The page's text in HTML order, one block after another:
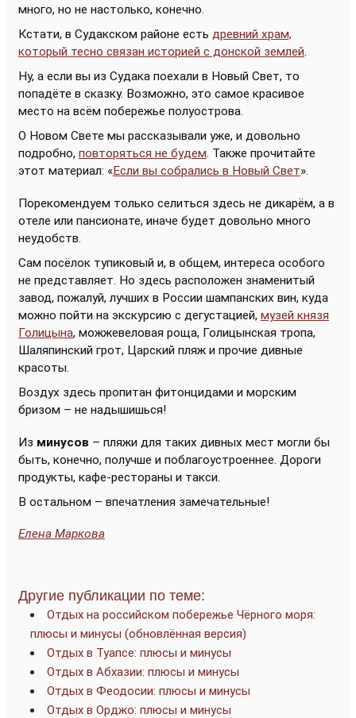
много, но не настолько, конечно.
Кстати, в Судакском районе есть древний храм,
который тесно связан историей с донской землей.
Ну, а если вы из Судака поехали в Новый Свет, то
попадёте в сказку. Возможно, это самое красивое
место на всём побережье полуострова.
О Новом Свете мы рассказывали уже, и довольно
подробно, повторяться не будем. Также прочитайте
этот материал: «Если вы собрались в Новый Свет».
Порекомендуем только селиться здесь не дикарём, а в
отеле или пансионате, иначе будет довольно много
неудобств.
Сам посёлок тупиковый и, в общем, интереса особого
не представляет. Но здесь расположен знаменитый
завод, пожалуй, лучших в России шампанских вин, куда
можно пойти на экскурсию с дегустацией, музей князя
Голицына, можжевеловая роща, Голицынская тропа,
Шаляпинский грот, Царский пляж и прочие дивные
красоты.
Воздух здесь пропитан фитонцидами и морским
бризом – не надышишься!
Из минусов – пляжи для таких дивных мест могли бы
быть, конечно, получше и поблагоустроеннее. Дороги
продукты, кафе-рестораны и такси.
В остальном – впечатления замечательные!
Елена Маркова
Другие публикации по теме:
Отдых на российском побережье Чёрного моря:
плюсы и минусы (обновлённая версия)
Отдых в Туапсе: плюсы и минусы
Отдых в Абхазии: плюсы и минусы
Отдых в Феодосии: плюсы и минусы
Отдых в Орджо: плюсы и минусы